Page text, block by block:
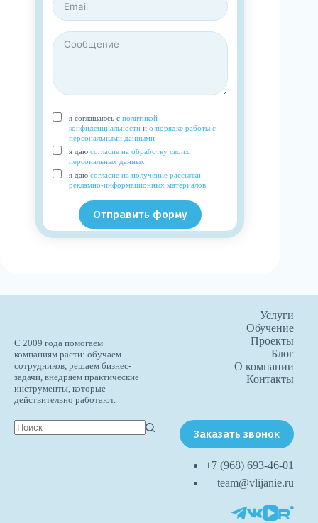
я соглашаюсь с политикой
конфиденциальностии о порядке работы с
персональными данными
я даю согласие на обработку своих
персональных данных
я даю согласие на получение рассылки
рекламно-информационных материалов
Отправить форму
С 2009 года помогаем
компаниям расти: обучаем
сотрудников, решаем бизнес-
задачи, внедряем практические
инструменты, которые
действительно работают.
Услуги
Обучение
Проекты
Блог
О компании
Контакты
Заказать звонок
+7 (968) 693-46-01
team@vlijanie.ru